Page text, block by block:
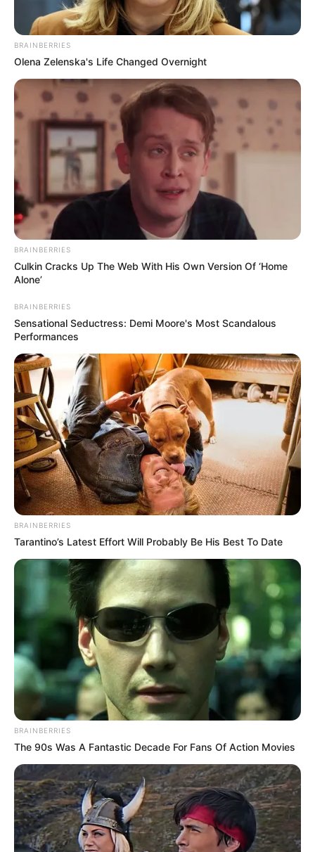
BRAINBERRIES
Olena Zelenska's Life Changed Overnight
BRAINBERRIES
Culkin Cracks Up The Web With His Own Version Of ‘Home
Alone’
BRAINBERRIES
Sensational Seductress: Demi Moore's Most Scandalous
Performances
BRAINBERRIES
Tarantino’s Latest Effort Will Probably Be His Best To Date
BRAINBERRIES
The 90s Was A Fantastic Decade For Fans Of Action Movies